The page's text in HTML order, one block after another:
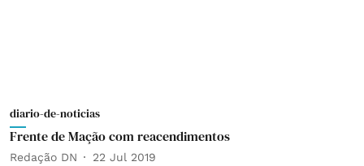
diario-de-noticias
Frente de Mação com reacendimentos
Redação DN 22 Jul 2019